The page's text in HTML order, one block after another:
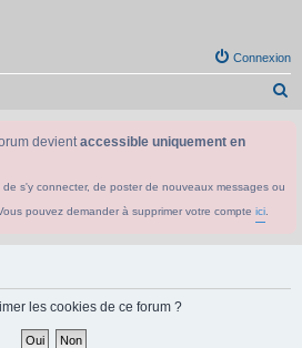
Connexion
devientaccessible uniquement en
s'y connecter, de poster de nouveaux messages ou
pouvez demander à supprimer votre compte ici
les cookies de ce forum ?